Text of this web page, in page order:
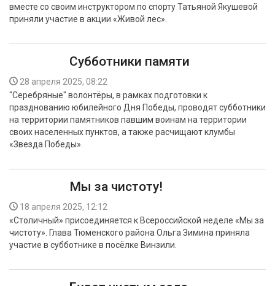
вместе со своим инструктором по спорту Татьяной Якушевой
приняли участие в акции «Живой лес».
Субботники памяти
28 апреля 2025, 08:22
"Серебряные" волонтёры, в рамках подготовки к
празднованию юбилейного Дня Победы, проводят субботники
на территории памятников павшим воинам на территории
своих населенных пунктов, а также расчищают клумбы
«Звезда Победы».
Мы за чистоту!
18 апреля 2025, 12:12
«Столичный» присоединяется к Всероссийской неделе «Мы за
чистоту». Глава Тюменского района Ольга Зимина приняла
участие в субботнике в посёлке Винзили.